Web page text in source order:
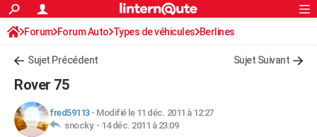
ACTUALITÉS
Politique
Société
Faits Divers
Education
Monde
Villes
+
FINANCE
Retraite
Impôts
Epargne
Immobilier
Risques naturels par ville
Banque
Assurance
Crédit
AUTO
S'inscrire
Connexion
Forum Forum Auto Types de véhicules Berlines
Sujet Précédent Sujet Suivant
Rover 75
fred59113- Modifié le 11 déc. 2011 à 12:27
snocky. - 14 déc. 2011 à 23:09